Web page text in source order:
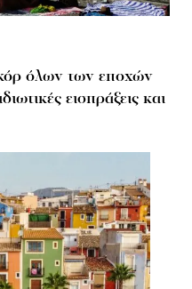
όλων των εποχών
εισπράξεις και